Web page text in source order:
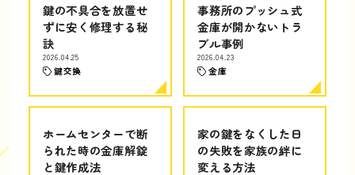
鍵の不具合を放置せ
ずに安く修理する秘
訣
2026.04.25
鍵交換
事務所のプッシュ式
金庫が開かないトラ
ブル事例
2026.04.23
金庫
ホームセンターで断
られた時の金庫解錠
と鍵作成法
家の鍵をなくした日
の失敗を家族の絆に
変える方法